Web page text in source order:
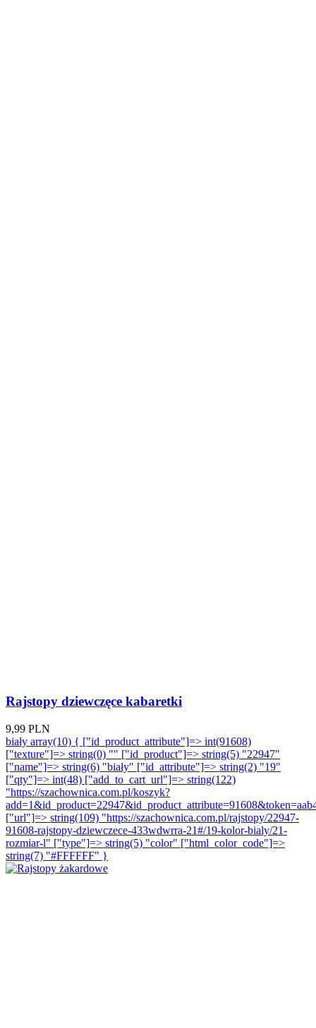
Rajstopy dziewczęce kabaretki
9,99 PLN
biały array(10) { ["id_product_attribute"]=> int(91608)
["texture"]=> string(0) "" ["id_product"]=> string(5) "22947"
["name"]=> string(6) "biały" ["id_attribute"]=> string(2) "19"
["qty"]=> int(48) ["add_to_cart_url"]=> string(122)
"https://szachownica.com.pl/koszyk?
["url"]=> string(109) "https://szachownica.com.pl/rajstopy/22947-
91608-rajstopy-dziewczece-433wdwrra-21#/19-kolor-bialy/21-
rozmiar-l" ["type"]=> string(5) "color" ["html_color_code"]=>
string(7) "#FFFFFF" }